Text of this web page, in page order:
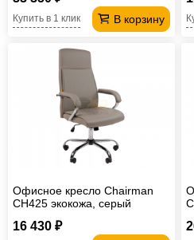
В корзину
Купить в 1 клик
Офисное кресло Chairman
CH425 экокожа, серый
16 430 ₽